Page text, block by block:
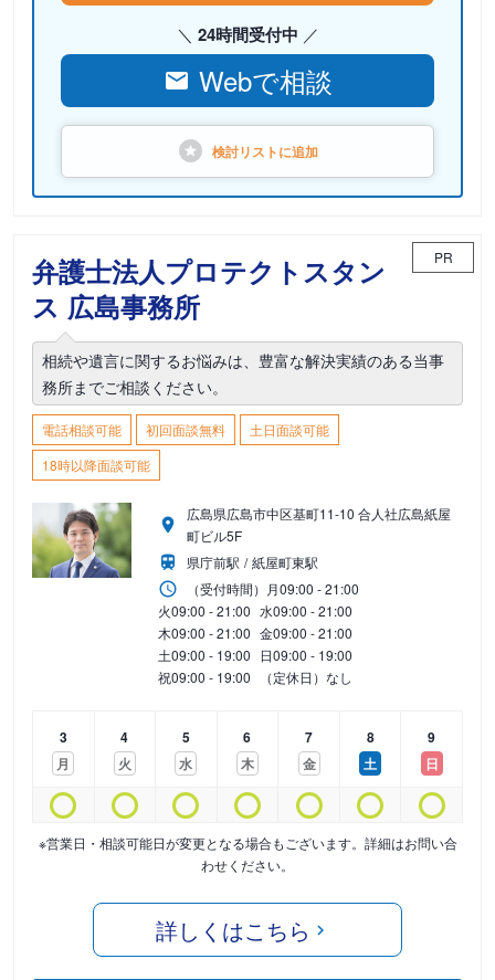
24時間受付中
Webで相談
検討リストに追加
弁護士法人プロテクトスタン
ス 広島事務所
PR
相続や遺言に関するお悩みは、豊富な解決実績のある当事
務所までご相談ください。
電話相談可能 初回面談無料
土日面談可能
18時以降面談可能
広島県広島市中区基町11-10 合人社広島紙屋
町ビル5F
県庁前駅
紙屋町東駅
（受付時間） 月09:00 - 21:00
火09:00 - 21:00 水09:00 - 21:00
木09:00 - 21:00 金09:00 - 21:00
土09:00 - 19:00 日09:00 - 19:00
祝09:00 - 19:00 （定休日）なし
3
月
4
火
5
水
6
木
7
金
8
土
9
日
※営業日・相談可能日が変更となる場合もございます。詳細はお問い合
わせください。
詳しくはこちら